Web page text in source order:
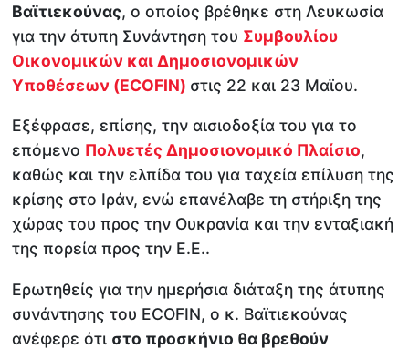
Βαϊτιεκούνας, ο οποίος βρέθηκε στη Λευκωσία
για την άτυπη Συνάντηση του Συμβουλίου
Οικονομικών και Δημοσιονομικών
Υποθέσεων (ECOFIN) στις 22 και 23 Μαϊου.
Εξέφρασε, επίσης, την αισιοδοξία του για το
επόμενο Πολυετές Δημοσιονομικό Πλαίσιο,
καθώς και την ελπίδα του για ταχεία επίλυση της
κρίσης στο Ιράν, ενώ επανέλαβε τη στήριξη της
χώρας του προς την Ουκρανία και την ενταξιακή
της πορεία προς την Ε.Ε..
Ερωτηθείς για την ημερήσια διάταξη της άτυπης
συνάντησης του ECOFIN, ο κ. Βαϊτιεκούνας
ανέφερε ότι στο προσκήνιο θα βρεθούν